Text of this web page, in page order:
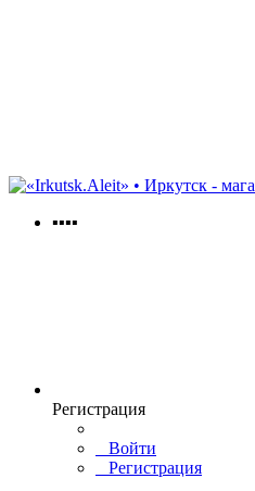
▪▪▪▪
Регистрация
Войти
Регистрация